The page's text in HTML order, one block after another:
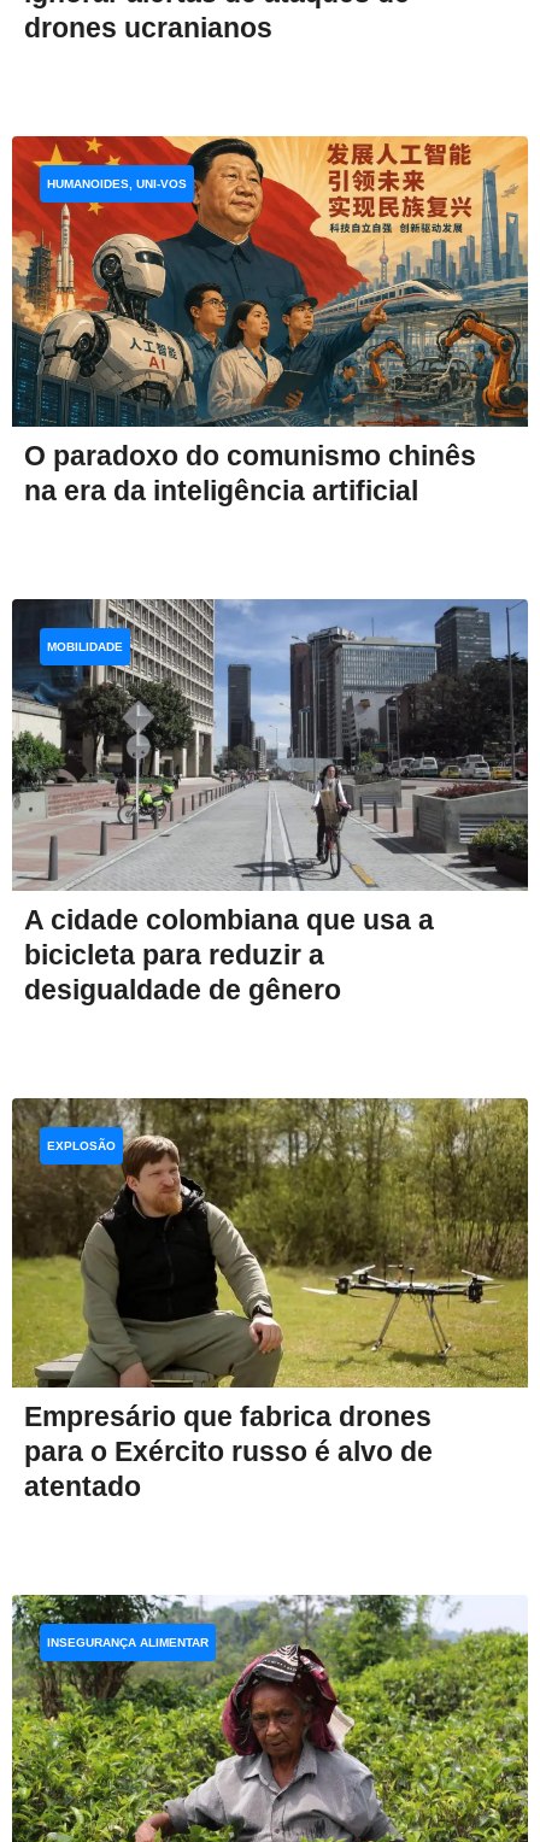
drones ucranianos
O paradoxo do comunismo chinês
na era da inteligência artificial
HUMANOIDES, UNI-VOS
A cidade colombiana que usa a
bicicleta para reduzir a
desigualdade de gênero
MOBILIDADE
Empresário que fabrica drones
para o Exército russo é alvo de
atentado
EXPLOSÃO
INSEGURANÇA ALIMENTAR